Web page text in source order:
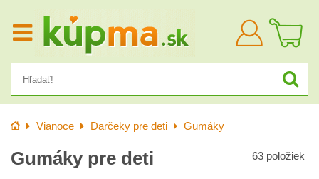
Prihlásiť
sa
Úvod Vianoce Darčeky pre deti Gumáky
Gumáky pre deti 63 položiek